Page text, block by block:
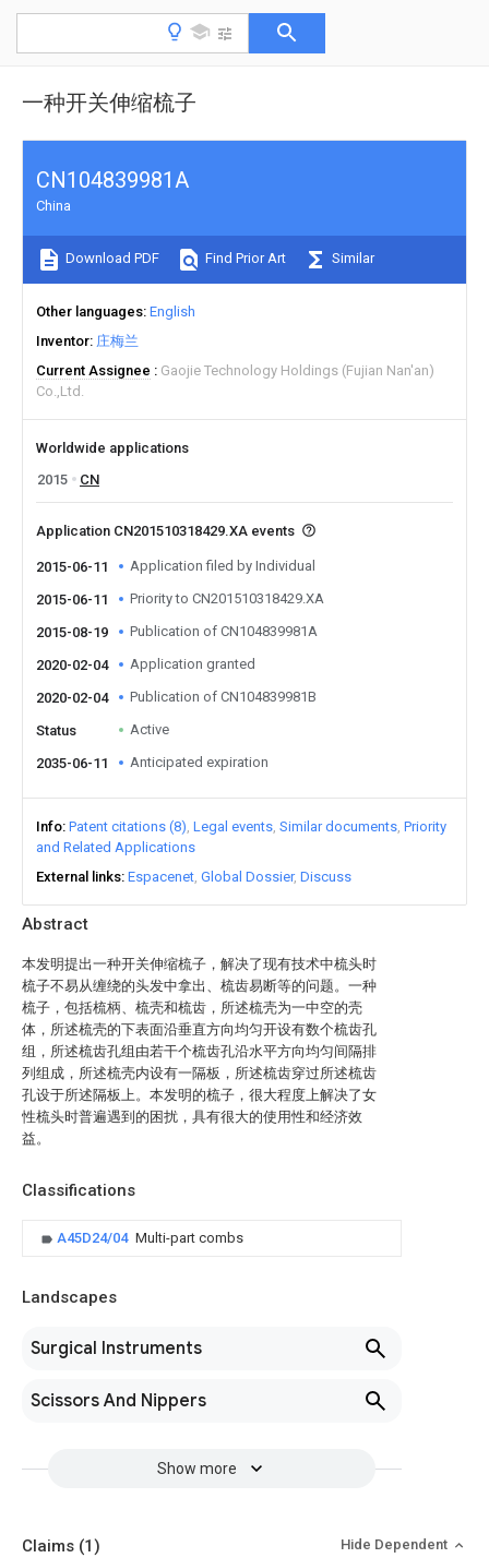
一种开关伸缩梳子
Abstract
本发明提出一种开关伸缩梳子，解决了现有技术中梳头时
梳子不易从缠绕的头发中拿出、梳齿易断等的问题。一种
梳子，包括梳柄、梳壳和梳齿，所述梳壳为一中空的壳
体，所述梳壳的下表面沿垂直方向均匀开设有数个梳齿孔
组，所述梳齿孔组由若干个梳齿孔沿水平方向均匀间隔排
列组成，所述梳壳内设有一隔板，所述梳齿穿过所述梳齿
孔设于所述隔板上。本发明的梳子，很大程度上解决了女
性梳头时普遍遇到的困扰，具有很大的使用性和经济效
益。
Classifications
A45D24/04 Multi-part combs
Landscapes
Surgical Instruments
Scissors And Nippers
Show more
CN104839981A
China
Download PDF Find Prior Art Similar
Other languages English
Inventor 庄梅兰
Current Assignee
Gaojie Technology Holdings (Fujian Nan'an)
Co.,Ltd.
Worldwide applications
2015
CN
Application CN201510318429.XA events
2015-06-11 Application filed by Individual
2015-06-11 Priority to CN201510318429.XA
2015-08-19 Publication of CN104839981A
2020-02-04 Application granted
2020-02-04 Publication of CN104839981B
Status Active
2035-06-11 Anticipated expiration
Info Patent citations (8) Legal events Similar documents Priority
and Related Applications
External links Espacenet Global Dossier Discuss
Claims (1) Hide Dependent